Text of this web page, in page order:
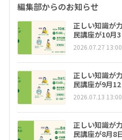
編集部からのお知らせ
正しい知識が
民講座が10月
2026.07.27 13:00
正しい知識が
民講座が9月
2026.07.13 13:00
正しい知識が
民講座が8月8